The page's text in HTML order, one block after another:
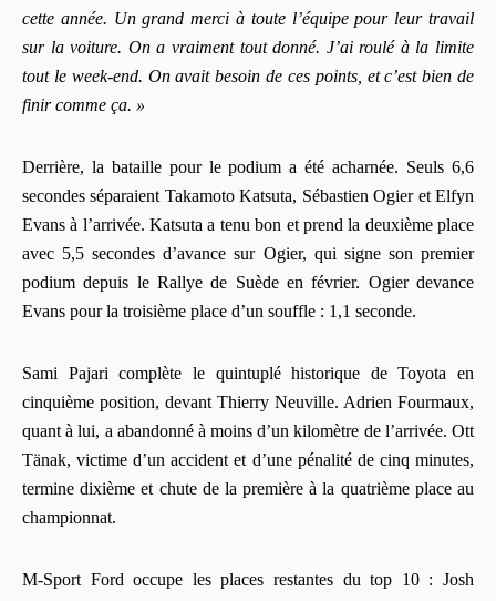
cette année. Un grand merci à toute l’équipe pour leur travail
sur la voiture. On a vraiment tout donné. J’ai roulé à la limite
tout le week-end. On avait besoin de ces points, et c’est bien de
finir comme ça. »
Derrière, la bataille pour le podium a été acharnée. Seuls 6,6
secondes séparaient Takamoto Katsuta, Sébastien Ogier et Elfyn
Evans à l’arrivée. Katsuta a tenu bon et prend la deuxième place
avec 5,5 secondes d’avance sur Ogier, qui signe son premier
podium depuis le Rallye de Suède en février. Ogier devance
Evans pour la troisième place d’un souffle : 1,1 seconde.
Sami Pajari complète le quintuplé historique de Toyota en
cinquième position, devant Thierry Neuville. Adrien Fourmaux,
quant à lui, a abandonné à moins d’un kilomètre de l’arrivée. Ott
Tänak, victime d’un accident et d’une pénalité de cinq minutes,
termine dixième et chute de la première à la quatrième place au
championnat.
M-Sport Ford occupe les places restantes du top 10 : Josh